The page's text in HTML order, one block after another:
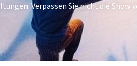
Verpassen Sie nicht die